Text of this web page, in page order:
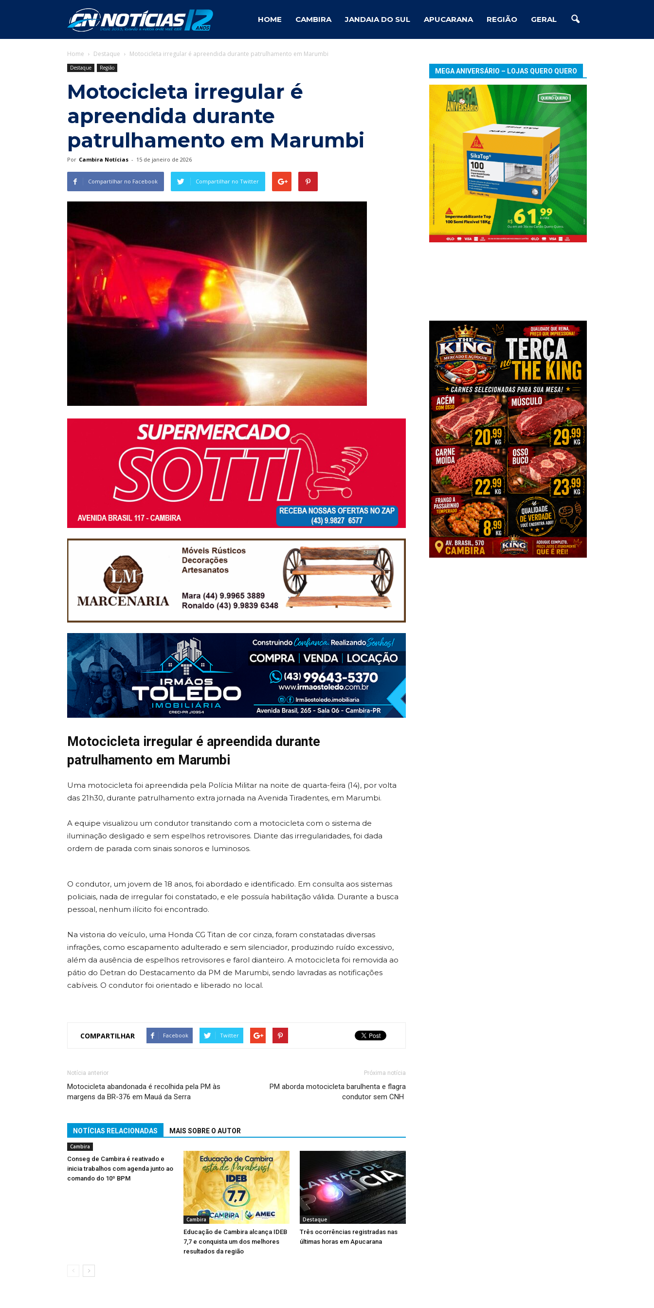
Cambira
Notícias
HOME CAMBIRA JANDAIA DO SUL APUCARANA REGIÃO GERAL
Home Destaque Motocicleta irregular é apreendida durante patrulhamento em Marumbi
Destaque Região
Motocicleta irregular é
apreendida durante
patrulhamento em Marumbi
Por Cambira Notícias - 15 de janeiro de 2026
Compartilhar no Facebook Compartilhar no Twitter
Motocicleta irregular é apreendida durante
patrulhamento em Marumbi
Uma motocicleta foi apreendida pela Polícia Militar na noite de quarta-feira (14), por volta
das 21h30, durante patrulhamento extra jornada na Avenida Tiradentes, em Marumbi.
A equipe visualizou um condutor transitando com a motocicleta com o sistema de
iluminação desligado e sem espelhos retrovisores. Diante das irregularidades, foi dada
ordem de parada com sinais sonoros e luminosos.
O condutor, um jovem de 18 anos, foi abordado e identificado. Em consulta aos sistemas
policiais, nada de irregular foi constatado, e ele possuía habilitação válida. Durante a busca
pessoal, nenhum ilícito foi encontrado.
Na vistoria do veículo, uma Honda CG Titan de cor cinza, foram constatadas diversas
infrações, como escapamento adulterado e sem silenciador, produzindo ruído excessivo,
além da ausência de espelhos retrovisores e farol dianteiro. A motocicleta foi removida ao
pátio do Detran do Destacamento da PM de Marumbi, sendo lavradas as notificações
cabíveis. O condutor foi orientado e liberado no local.
COMPARTILHAR Facebook Twitter
Notícia anterior
Motocicleta abandonada é recolhida pela PM às
margens da BR-376 em Mauá da Serra
Próxima notícia
PM aborda motocicleta barulhenta e flagra
condutor sem CNH
NOTÍCIAS RELACIONADAS MAIS SOBRE O AUTOR
Cambira
Conseg de Cambira é reativado e
inicia trabalhos com agenda junto ao
comando do 10º BPM
Cambira
Educação de Cambira alcança IDEB
7,7 e conquista um dos melhores
resultados da região
Destaque
Três ocorrências registradas nas
últimas horas em Apucarana
MEGA ANIVERSÁRIO – LOJAS QUERO QUERO